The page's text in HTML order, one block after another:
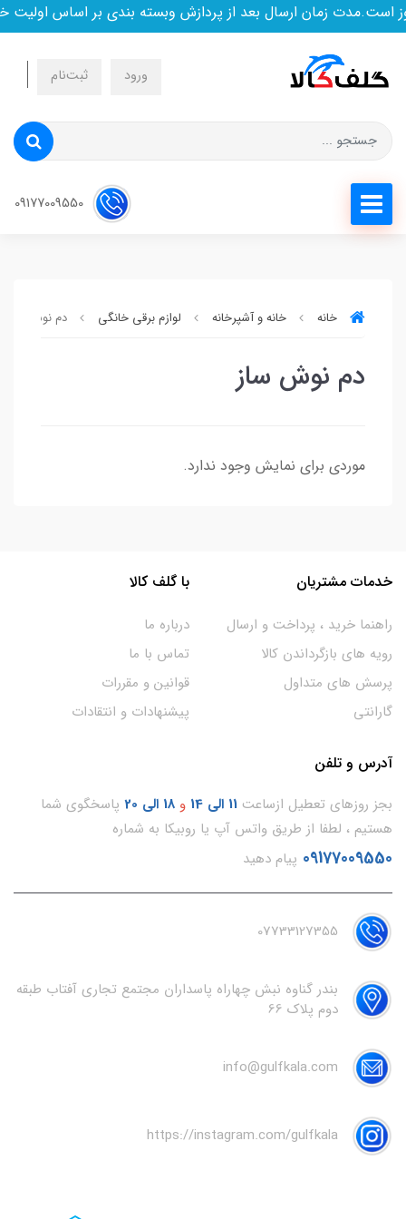
است.مدت زمان ارسال بعد از پردازش وبسته بندی بر اساس اولیت
ورود ثبت‌نام
خانه خانه و آشپرخانه لوازم برقی خانگی دم نوش ساز
دم نوش ساز
موردی برای نمایش وجود ندارد.
خدمات مشتریان
راهنما خرید ، پرداخت و ارسال
رویه های بازگرداندن کالا
پرسش های متداول
گارانتی
با گلف کالا
درباره ما
تماس با ما
قوانین و مقررات
پیشنهادات و انتقادات
آدرس و تلفن
بجز روزهای تعطیل ازساعت 11 الی 14 و 18 الی 20
پاسخگوی شما
هستیم ، لطفا از طریق واتس آپ یا روبیکا به شماره
09177009550 پیام دهید
07733127355
بندر گناوه نبش چهاراه پاسداران مجتمع تجاری آفتاب طبقه
دوم پلاک 66
info@gulfkala.com
https://instagram.com/gulfkala